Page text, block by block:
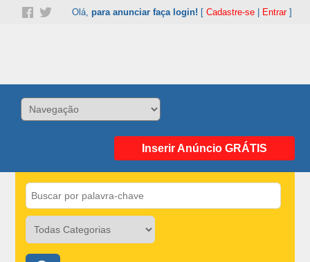
Olá, para anunciar faça login! [ Cadastre-se| Entrar]
Inserir Anúncio GRÁTIS